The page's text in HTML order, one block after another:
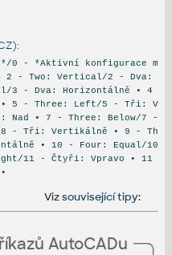
0 - *Aktivní konfigurace m
2 - Two: Vertical/2 - Dva:
3 - Dva: Horizontálně • 4
5 - Three: Left/5 - Tři: V
Nad • 7 - Three: Below/7 -
- Tři: Vertikálně • 9 - Th
• 10 - Four: Equal/10
11 - Čtyři: Vpravo • 11
Vizsouvisející tipy:
AutoCADu